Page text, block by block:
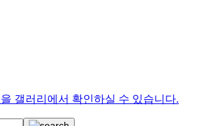
갤러리에서 확인하실 수 있습니다.